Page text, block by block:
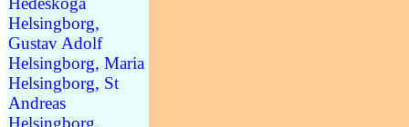
Helsingborg,
Gustav Adolf
Helsingborg, Maria
Helsingborg, St
Andreas
Helsingborg,